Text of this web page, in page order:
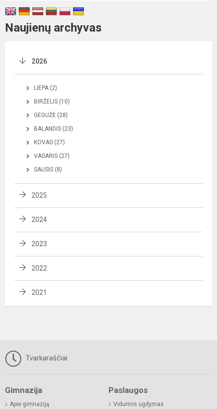
Naujienų archyvas
2026
LIEPA (2)
BIRŽELIS (10)
GEGUŽĖ (28)
BALANDIS (23)
KOVAS (27)
VASARIS (27)
SAUSIS (8)
2025
2024
2023
2022
2021
Tvarkaraščiai
Gimnazija
Apie gimnaziją
Paslaugos
Vidurinis ugdymas